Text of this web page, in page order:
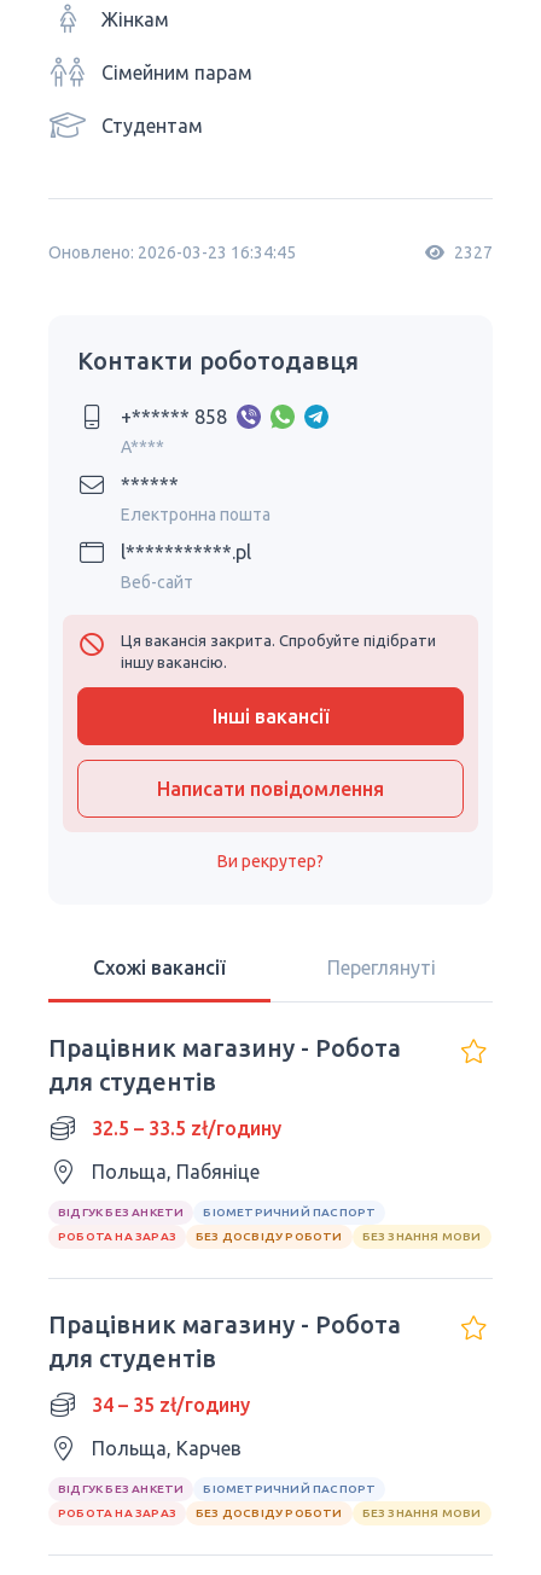
Жінкам
Сімейним парам
Студентам
Оновлено: 2026-03-23 16:34:45 2327
Контакти роботодавця
+****** 858
A****
******
Електронна пошта
l***********.pl
Веб-сайт
Ця вакансія закрита. Спробуйте підібрати
іншу вакансію.
Інші вакансії
Написати повідомлення
Ви рекрутер?
Схожі вакансії Переглянуті
Працівник магазину - Робота
для студентів
32.5 – 33.5 zł/годину
Польща, Пабяніце
ВІДГУК БЕЗ АНКЕТИ
БІОМЕТРИЧНИЙ ПАСПОРТ
РОБОТА НА ЗАРАЗ
БЕЗ ДОСВІДУ РОБОТИ БЕЗ ЗНАННЯ МОВИ
Працівник магазину - Робота
для студентів
34 – 35 zł/годину
Польща, Карчев
ВІДГУК БЕЗ АНКЕТИ
БІОМЕТРИЧНИЙ ПАСПОРТ
РОБОТА НА ЗАРАЗ
БЕЗ ДОСВІДУ РОБОТИ БЕЗ ЗНАННЯ МОВИ